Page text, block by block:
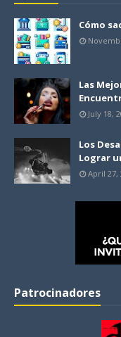
Cómo
Las
July 18,
Los
Lograr
April 27,
Patrocinadores